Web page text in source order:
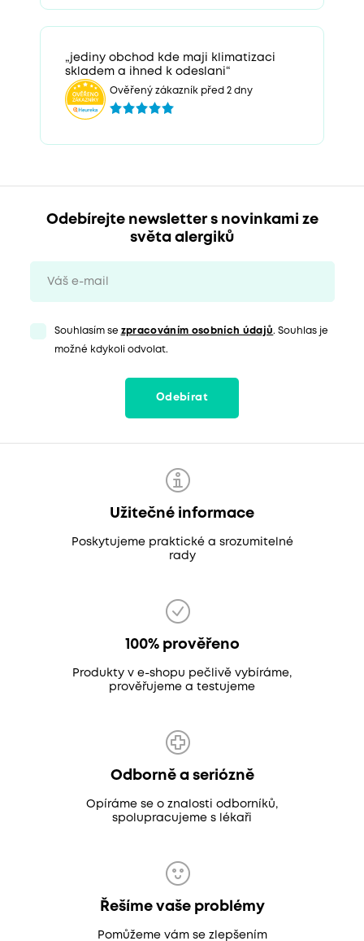
„jediny obchod kde maji klimatizaci
skladem a ihned k odeslani“
Ověřený zákazník před 2 dny
Odebírejte newsletter s novinkami ze
světa alergiků
Souhlasím se zpracováním osobních údajů. Souhlas je
možné kdykoli odvolat.
Odebírat
Užitečné informace
Poskytujeme praktické a srozumitelné
rady
100% prověřeno
Produkty v e-shopu pečlivě vybíráme,
prověřujeme a testujeme
Odborně a seriózně
Opíráme se o znalosti odborníků,
spolupracujeme s lékaři
Řešíme vaše problémy
Pomůžeme vám se zlepšením